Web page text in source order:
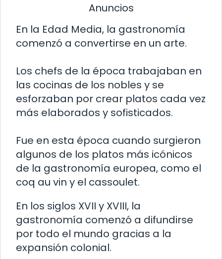
Anuncios
En la Edad Media, la gastronomía
comenzó a convertirse en un arte.
Los chefs de la época trabajaban en
las cocinas de los nobles y se
esforzaban por crear platos cada vez
más elaborados y sofisticados.
Fue en esta época cuando surgieron
algunos de los platos más icónicos
de la gastronomía europea, como el
coq au vin y el cassoulet.
En los siglos XVII y XVIII, la
gastronomía comenzó a difundirse
por todo el mundo gracias a la
expansión colonial.